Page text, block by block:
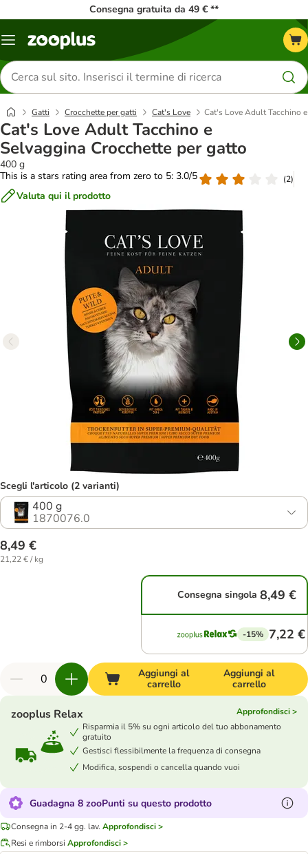
Consegna gratuita da 49 € **
Overview
Cerca
prodotti
Gatti Crocchette per gatti Cat's Love Cat's Love Adult Tacchino
Cat's Love Adult Tacchino e
Selvaggina Crocchette per gatto
400 g
This is a stars rating area from zero to 5: 3.0/5
(2)
Valuta qui il prodotto
Scegli l'articolo (2 varianti)
400 g
1870076.0
8,49 €
21,22 € / kg
Consegna singola 8,49 €
-15% 7,22 €
Aggiungi al
carrello
Aggiungi al
carrello
zooplus Relax
Approfondisci >
Risparmia il 5% su ogni articolo del tuo abbonamento
gratuito
Gestisci flessibilmente la frequenza di consegna
Modifica, sospendi o cancella quando vuoi
Guadagna 8 zooPunti su questo prodotto
Consegna in 2-4 gg. lav. Approfondisci >
Resi e rimborsi Approfondisci >